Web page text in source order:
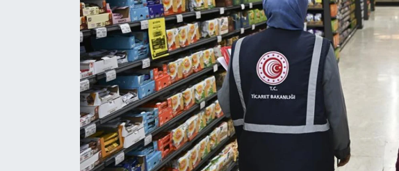
MAGAZİN
ESKİŞEHİRSPOR